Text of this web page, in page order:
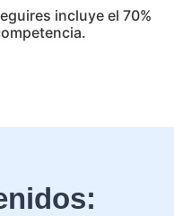
incluye el 70%